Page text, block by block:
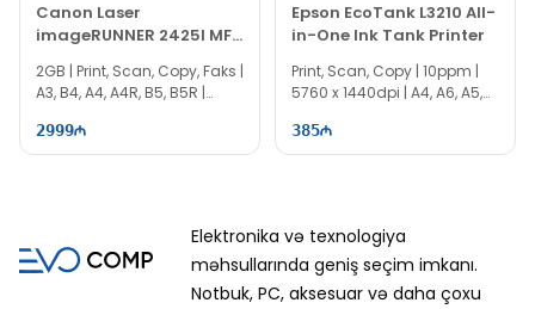
Canon Laser
imageRUNNER 2425I MFP
4293C004
2GB | Print, Scan, Copy, Faks |
A3, B4, A4, A4R, B5, B5R |
2999
Epson EcoTank L3210 All-
in-One Ink Tank Printer
Print, Scan, Copy | 10ppm |
5760 x 1440dpi | A4, A6, A5,
385
Elektronika və texnologiya
məhsullarında geniş seçim imkanı.
Notbuk, PC, aksesuar və daha çoxu